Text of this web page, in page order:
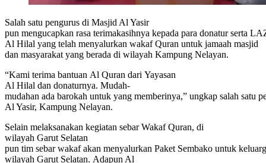
Salah satu pengurus di Masjid Al Yasir
pun mengucapkan rasa terimakasihnya kepada para donatur serta
Al Hilal yang telah menyalurkan wakaf Quran untuk jamaah masjid
dan masyarakat yang berada di wilayah Kampung Nelayan.
“Kami terima bantuan Al Quran dari Yayasan
Al Hilal dan donaturnya. Mudah-
mudahan ada barokah untuk yang memberinya,” ungkap salah satu
Al Yasir, Kampung Nelayan.
Selain melaksanakan kegiatan sebar Wakaf Quran, di
wilayah Garut Selatan
pun tim sebar wakaf akan menyalurkan Paket Sembako untuk
wilayah Garut Selatan. Adapun Al